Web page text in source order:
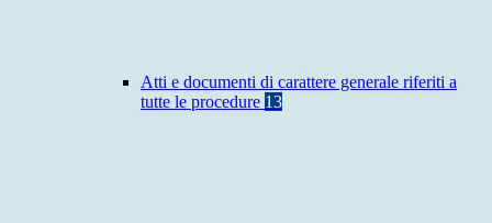
Atti e documenti di carattere generale riferiti a
tutte le procedure 13